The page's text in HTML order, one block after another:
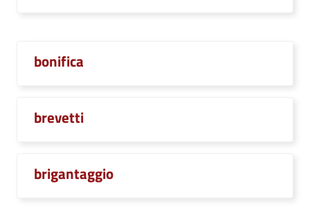
bonifica
brevetti
brigantaggio